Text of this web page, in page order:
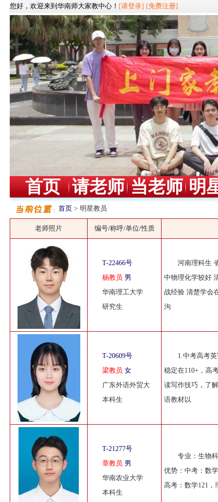
您好，欢迎来到华南师大家教中心！ [请登录] [免费注册]
首页 请老师 当老师 明
首页 > 明星教员
老师照片 编号/称呼/单位/性质
T-22466号
杨教员 男
华南理工大学
研究生
河南理科生
中物理化学较好
战经验 清楚学会
沟
T-20609号
梁教员 女
广东外语外贸大
本科生
1.中考高考
稳定在110+，高
读写作技巧，了
语教材以
T-21277号
章教员 男
华南农业大学
本科生
专业：生物
优势：中考：数
高考：数学121，